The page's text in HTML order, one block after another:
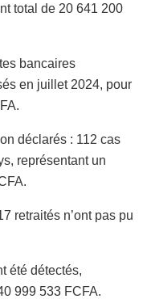
total de 20 641 200
bancaires
en juillet 2024, pour
déclarés : 112 cas
représentant un
retraités n’ont pas pu
été détectés,
999 533 FCFA.